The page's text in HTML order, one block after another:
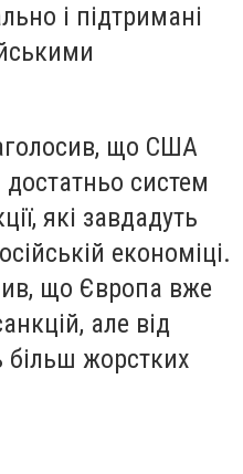
і підтримані
що США
достатньо систем
які завдадуть
економіці.
що Європа вже
але від
більш жорстких